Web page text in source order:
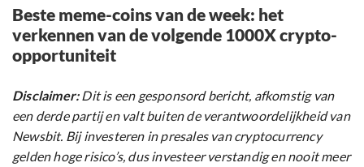
Beste meme-coins van de week: het
verkennen van de volgende 1000X crypto-
opportuniteit
Disclaimer:Dit is een gesponsord bericht, afkomstig van
een derde partij en valt buiten de verantwoordelijkheid van
Newsbit. Bij investeren in presales van cryptocurrency
gelden hoge risico’s, dus investeer verstandig en nooit meer